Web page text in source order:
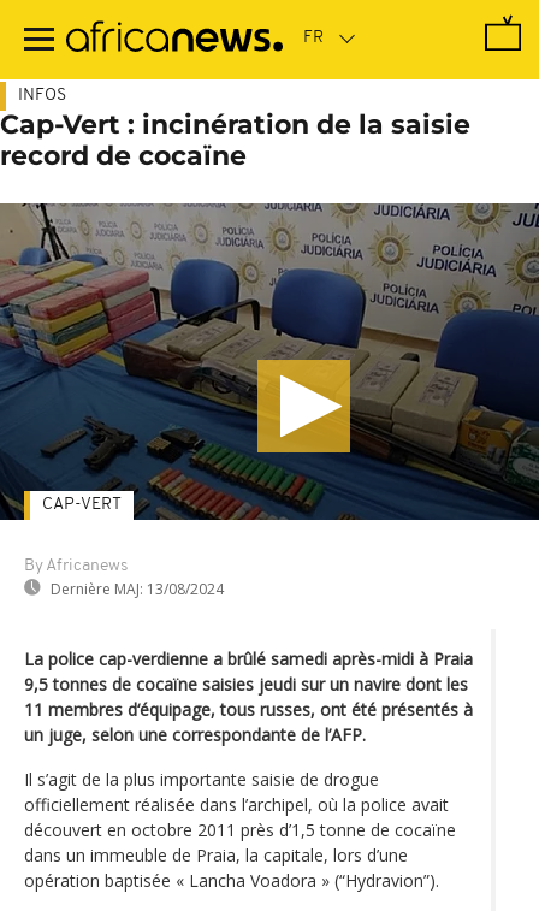
contenu
INFOS
Cap-Vert : incinération de la saisie
record de cocaïne
By Africanews
Dernière MAJ: 13/08/2024
CAP-VERT
La police cap-verdienne a brûlé samedi après-midi à Praia
9,5 tonnes de cocaïne saisies jeudi sur un navire dont les
11 membres d‘équipage, tous russes, ont été présentés à
un juge, selon une correspondante de l’AFP.
Il s’agit de la plus importante saisie de drogue
officiellement réalisée dans l’archipel, où la police avait
découvert en octobre 2011 près d’1,5 tonne de cocaïne
dans un immeuble de Praia, la capitale, lors d’une
opération baptisée « Lancha Voadora » (“Hydravion”).